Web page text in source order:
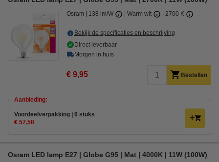
Osram 138 lm/W Warm wit 2700 K
Bekijk de specificaties en beschrijving
Direct leverbaar
Morgen in huis
€ 9,95 Bestellen
Aanbieding:
Voordeelverpakking | 6 stuks
€ 57,50
Osram LED lamp E27 | Globe G95 | Mat | 4000K | 11W (100W)